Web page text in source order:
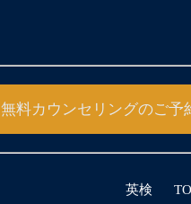
無料カウンセリングのご予
英検